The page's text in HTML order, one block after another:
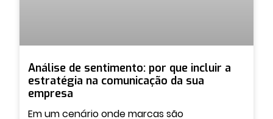
Análise de sentimento: por que incluir a
estratégia na comunicação da sua
empresa
Em um cenário onde marcas são